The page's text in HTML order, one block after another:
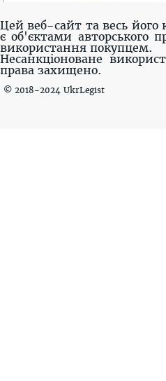
Цей веб-сайт та весь його
є об'єктами авторського
використання покупцем.
Несанкціоноване
права захищено.
© 2018-2024 UkrLegist